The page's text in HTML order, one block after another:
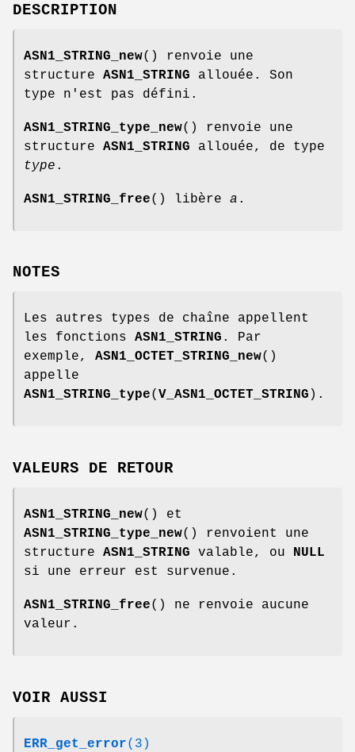
DESCRIPTION
ASN1_STRING_new() renvoie une
structure ASN1_STRING allouée. Son
type n'est pas défini.
ASN1_STRING_type_new() renvoie une
structure ASN1_STRING allouée, de type
type .
ASN1_STRING_free() libère a .
NOTES
Les autres types de chaîne appellent
les fonctions ASN1_STRING . Par
exemple, ASN1_OCTET_STRING_new()
appelle
ASN1_STRING_type( V_ASN1_OCTET_STRING ).
VALEURS DE RETOUR
ASN1_STRING_new() et
ASN1_STRING_type_new() renvoient une
structure ASN1_STRING valable, ou NULL
si une erreur est survenue.
ASN1_STRING_free() ne renvoie aucune
valeur.
VOIR AUSSI
ERR_get_error(3)